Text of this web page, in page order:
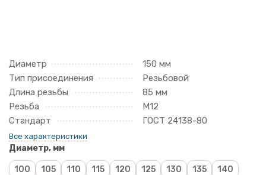
Диаметр
150 мм
Тип присоединения
Резьбовой
Длина резьбы
85 мм
Резьба
М12
Стандарт
ГОСТ 24138-80
Все характеристики
Диаметр, мм
100 105 110 115 120 125 130 135
140